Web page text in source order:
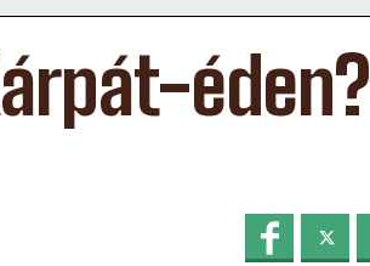
éden?